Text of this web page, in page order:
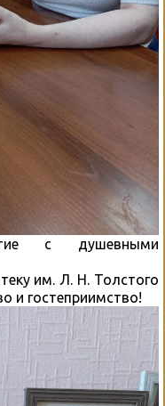
с душевными
им. Л. Н. Толстого
и гостеприимство!